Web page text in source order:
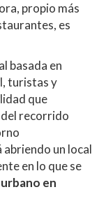
propio más
es
basada en
turistas y
que
recorrido
abriendo un local
en lo que se
en